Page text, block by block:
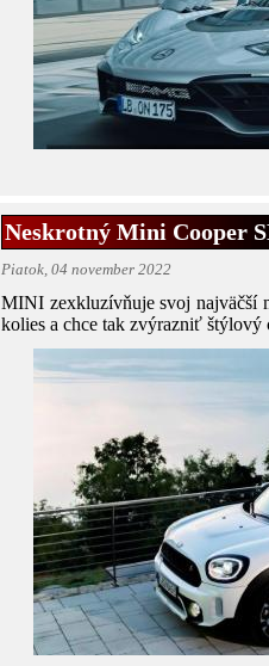
Neskrotný Mini Cooper
Piatok, 04 november 2022
MINI zexkluzívňuje svoj najväčší
kolies a chce tak zvýrazniť štýlový